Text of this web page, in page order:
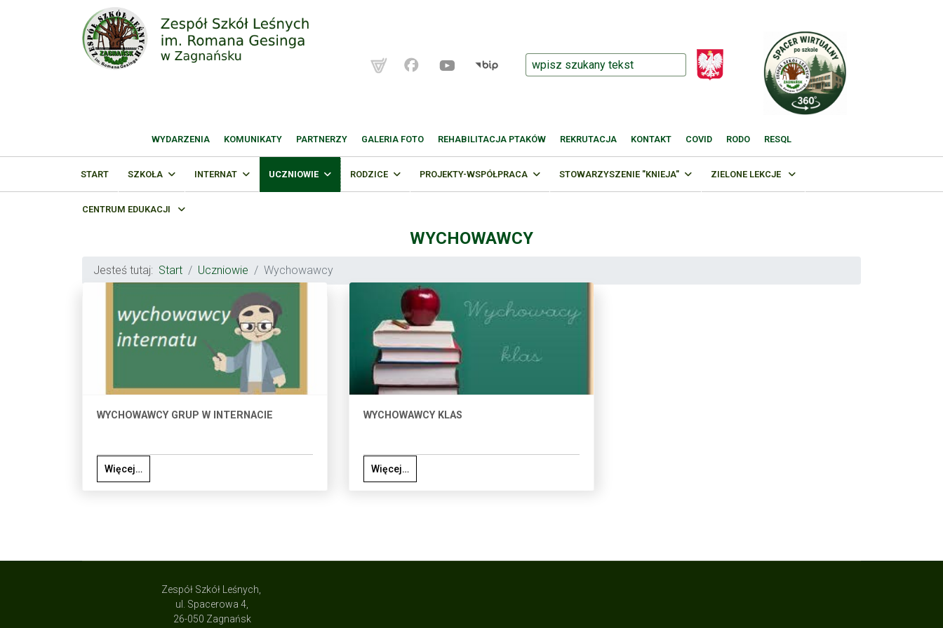
WYDARZENIA KOMUNIKATY PARTNERZY GALERIA FOTO REHABILITACJA PTAKÓW REKRUTACJA KONTAKT COVID RODO RESQL
START SZKOŁA INTERNAT UCZNIOWIE RODZICE PROJEKTY-WSPÓŁPRACA STOWARZYSZENIE "KNIEJA" ZIELONE LEKCJE
CENTRUM EDUKACJI
WYCHOWAWCY
Jesteś tutaj: Start Uczniowie Wychowawcy
WYCHOWAWCY GRUP W INTERNACIE
Więcej…
WYCHOWAWCY KLAS
Więcej…
Zespół Szkół Leśnych,
ul. Spacerowa 4,
26-050 Zagnańsk